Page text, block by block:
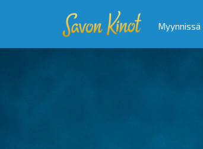
Myynnissä